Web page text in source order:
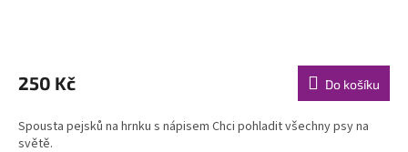
produktu
je
z
5
250 Kč Do košíku
Spousta pejsků na hrnku s nápisem Chci pohladit všechny psy na
světě.